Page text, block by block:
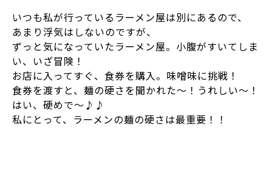
いつも私が行っているラーメン屋は別にあるので、
あまり浮気はしないのですが、
ずっと気になっていたラーメン屋。小腹がすいてしま
い、いざ冒険！
お店に入ってすぐ、食券を購入。味噌味に挑戦！
食券を渡すと、麺の硬さを聞かれた～！うれしい～！
はい、硬めで～♪♪
私にとって、ラーメンの麺の硬さは最重要！！